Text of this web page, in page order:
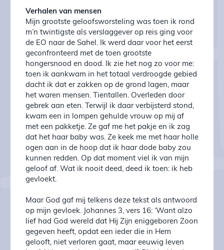
Verhalen van mensen
Mijn grootste geloofsworsteling was toen ik rond
m’n twintigste als verslaggever op reis ging voor
de EO naar de Sahel. Ik werd daar voor het eerst
geconfronteerd met de toen grootste
hongersnood en dood. Ik zie het nog zo voor me:
toen ik aankwam in het totaal verdroogde gebied
dacht ik dat er zakken op de grond lagen, maar
het waren mensen. Tientallen. Overleden door
gebrek aan eten. Terwijl ik daar verbijsterd stond,
kwam een in lompen gehulde vrouw op mij af
met een pakketje. Ze gaf me het pakje en ik zag
dat het haar baby was. Ze keek me met haar holle
ogen aan in de hoop dat ik haar dode baby zou
kunnen redden. Op dat moment viel ik van mijn
geloof af. Wat ik nooit deed, deed ik toen: ik heb
gevloekt.
Maar God gaf mij telkens deze tekst als antwoord
op mijn gevloek. Johannes 3, vers 16: ‘Want alzo
lief had God wereld dat Hij Zijn eniggeboren Zoon
gegeven heeft, opdat een ieder die in Hem
gelooft, niet verloren gaat, maar eeuwig leven